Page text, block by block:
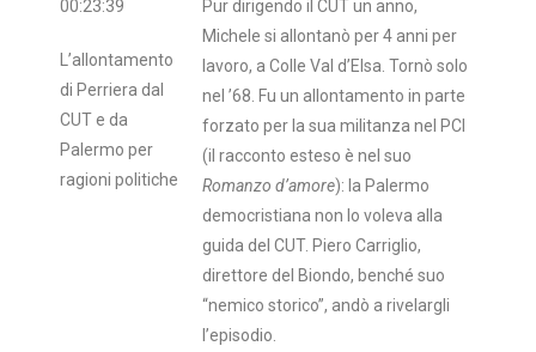
00:23:39
L’allontamento
di Perriera dal
CUT e da
Palermo per
ragioni politiche
Pur dirigendo il CUT un anno,
Michele si allontanò per 4 anni per
lavoro, a Colle Val d’Elsa. Tornò solo
nel ’68. Fu un allontamento in parte
forzato per la sua militanza nel PCI
(il racconto esteso è nel suo
Romanzo d’amore): la Palermo
democristiana non lo voleva alla
guida del CUT. Piero Carriglio,
direttore del Biondo, benché suo
“nemico storico”, andò a rivelargli
l’episodio.